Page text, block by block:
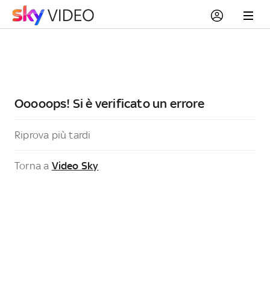
Ooooops! Si è verificato un errore
Riprova più tardi
Torna a Video Sky